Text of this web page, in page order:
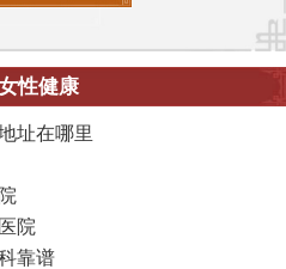
性健康
址在哪里
院
靠谱